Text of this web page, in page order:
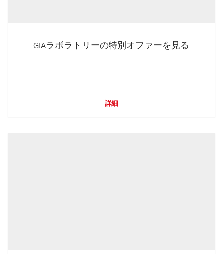
GIAラボラトリーの特別オファーを見る
詳細